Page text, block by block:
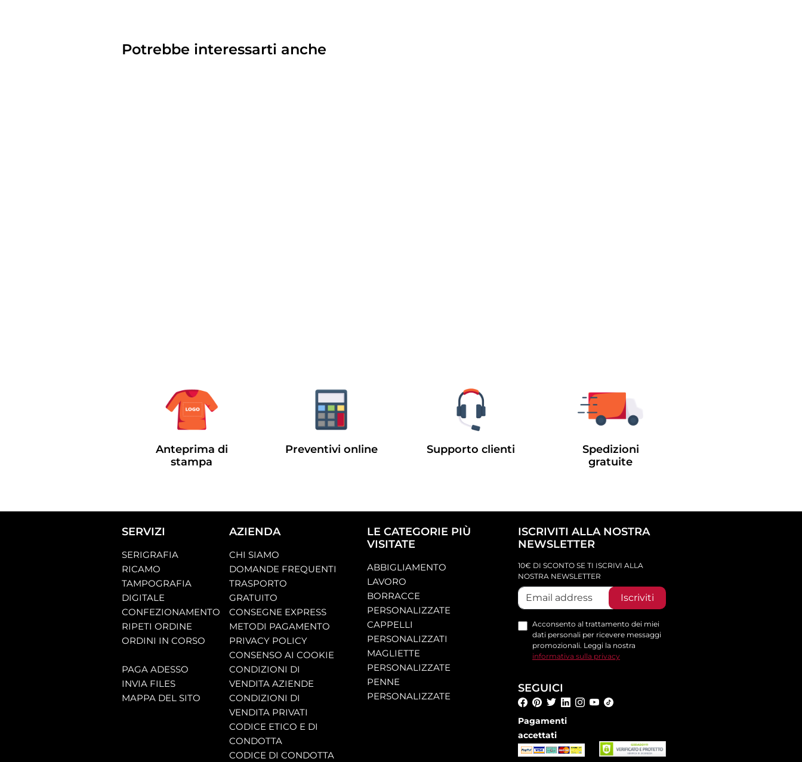
Potrebbe interessarti anche
Anteprima di
stampa
Preventivi online Supporto clienti
Spedizioni
gratuite
SERVIZI
SERIGRAFIA
RICAMO
TAMPOGRAFIA
DIGITALE
CONFEZIONAMENTO
RIPETI ORDINE
ORDINI IN CORSO
PAGA ADESSO
INVIA FILES
MAPPA DEL SITO
AZIENDA
CHI SIAMO
DOMANDE FREQUENTI
TRASPORTO
GRATUITO
CONSEGNE EXPRESS
METODI PAGAMENTO
PRIVACY POLICY
CONSENSO AI COOKIE
CONDIZIONI DI
VENDITA AZIENDE
CONDIZIONI DI
VENDITA PRIVATI
CODICE ETICO E DI
CONDOTTA
CODICE DI CONDOTTA
LE CATEGORIE PIÙ
VISITATE
ABBIGLIAMENTO
LAVORO
BORRACCE
PERSONALIZZATE
CAPPELLI
PERSONALIZZATI
MAGLIETTE
PERSONALIZZATE
PENNE
PERSONALIZZATE
ISCRIVITI ALLA NOSTRA
NEWSLETTER
10€ DI SCONTO SE TI ISCRIVI ALLA
NOSTRA NEWSLETTER
Iscriviti
Acconsento al trattamento dei miei
dati personali per ricevere messaggi
promozionali. Leggi la nostra
informativa sulla privacy
SEGUICI
Pagamenti
accettati